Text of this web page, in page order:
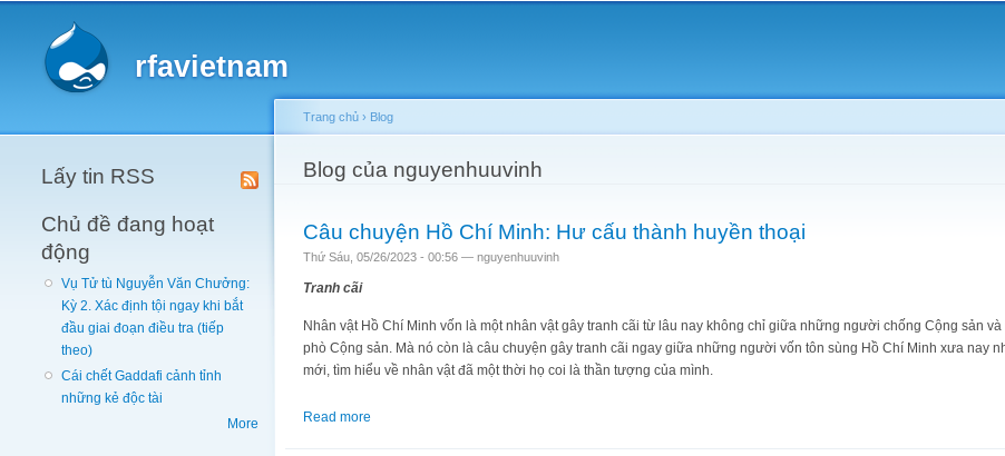
rfavietnam
Lấy tin RSS
Chủ đề đang hoạt
động
Vụ Tử tù Nguyễn Văn Chưởng:
Kỳ 2. Xác định tội ngay khi bắt
đầu giai đoạn điều tra (tiếp
theo)
Cái chết Gaddafi cảnh tỉnh
những kẻ độc tài
More
You are here
Trang chủ › Blog
Blog của nguyenhuuvinh
Câu chuyện Hồ Chí Minh: Hư cấu thành huyền thoại
Thứ Sáu, 05/26/2023 - 00:56 — nguyenhuuvinh
Tranh cãi
Nhân vật Hồ Chí Minh vốn là một nhân vật gây tranh cãi từ lâu nay không chỉ giữa những người chống Cộng sản
phò Cộng sản. Mà nó còn là câu chuyện gây tranh cãi ngay giữa những người vốn tôn sùng Hồ Chí Minh xưa nay
mới, tìm hiểu về nhân vật đã một thời họ coi là thần tượng của mình.
Read more